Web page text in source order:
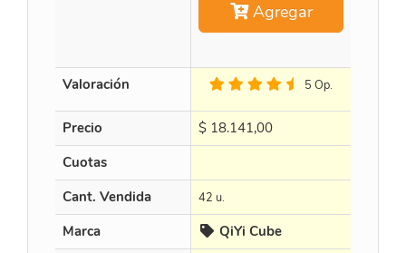
Agregar
Valoración 5 Op.
Precio $ 18.141,00
Cuotas
Cant. Vendida
42 u.
Marca QiYi Cube